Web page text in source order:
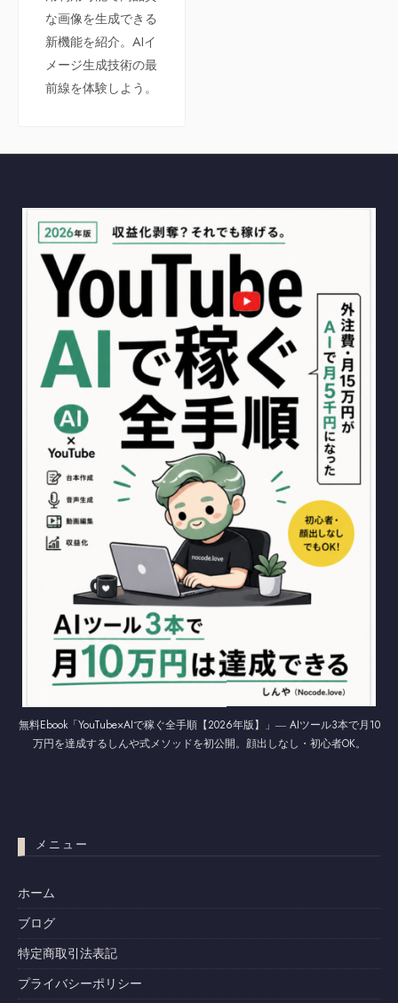
な画像を生成できる
新機能を紹介。AIイ
メージ生成技術の最
前線を体験しよう。
無料Ebook「YouTube×AIで稼ぐ全手順【2026年版】」― AIツール3本で月10
万円を達成するしんや式メソッドを初公開。顔出しなし・初心者OK。
メニュー
ホーム
ブログ
特定商取引法表記
プライバシーポリシー